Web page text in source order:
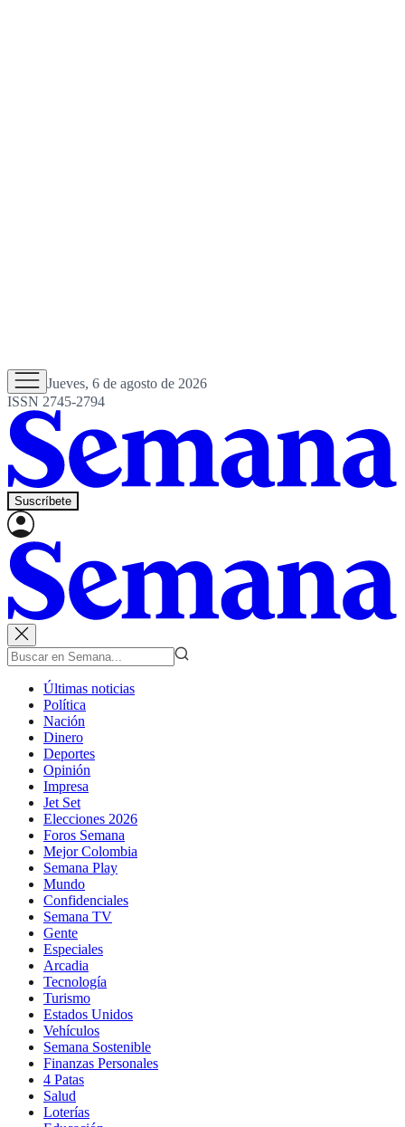
Jueves, 6 de agosto de 2026
ISSN 2745-2794
Suscríbete
Últimas noticias
Política
Nación
Dinero
Deportes
Opinión
Impresa
Jet Set
Elecciones 2026
Foros Semana
Mejor Colombia
Semana Play
Mundo
Confidenciales
Semana TV
Gente
Especiales
Arcadia
Tecnología
Turismo
Estados Unidos
Vehículos
Semana Sostenible
Finanzas Personales
4 Patas
Salud
Loterías